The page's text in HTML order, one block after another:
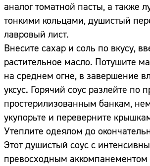
аналог томатной пасты, а также
тонкими кольцами, душистый
лавровый лист.
Внесите сахар и соль по вкусу,
растительное масло. Потушите
на среднем огне, в завершение
уксус. Горячий соус разлейте по
простерилизованным банкам,
укупорьте и переверните
Утеплите одеялом до
Этот душистый соус с
превосходным